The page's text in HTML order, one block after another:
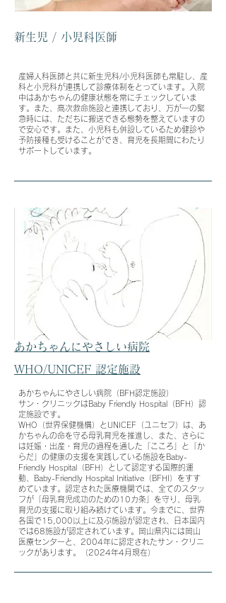
​新生児 / 小児科医師
産婦人科医師と共に新生児科/小児科医師も常駐し、産
科と小児科が連携して診療体制をとっています。入院
中はあかちゃんの健康状態を常にチェックしていま
す。また、高次救命施設と連携しており、万が一の緊
急時には、ただちに搬送できる態勢を整えていますの
で安心です。また、小児科も併設しているため健診や
予防接種も受けることができ、育児を長期間にわたり
サポートしています。
あかちゃんにやさしい病院
​WHO/UNICEF 認定施設
あかちゃんにやさしい病院（BFH認定施設）
サン・クリニックはBaby Friendly Hospital（BFH）認
定施設です。
WHO（世界保健機構）とUNICEF（ユニセフ）は、あ
かちゃんの命を守る母乳育児を推進し、また、さらに
は妊娠・出産・育児の過程を通した「こころ」と「か
らだ」の健康の支援を実践している施設をBaby-
Friendly Hospital（BFH）として認定する国際的運
動、Baby-Friendly Hospital Initiative（BFHI）をすす
めています。認定された医療機関では、全てのスタッ
フが「母乳育児成功のための10カ条」を守り、母乳
育児の支援に取り組み続けています。今までに、世界
各国で15,000以上に及ぶ施設が認定され、日本国内
では68施設が認定されています。岡山県内には岡山
医療センターと、2004年に認定されたサン・クリニ
ックがあります。（2024年4月現在）